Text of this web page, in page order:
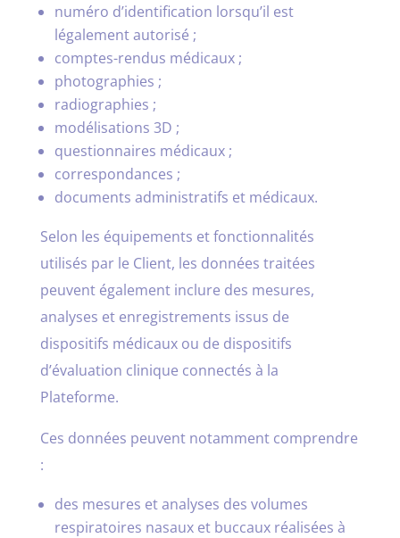
numéro d’identification lorsqu’il est
légalement autorisé ;
comptes-rendus médicaux ;
photographies ;
radiographies ;
modélisations 3D ;
questionnaires médicaux ;
correspondances ;
documents administratifs et médicaux.
Selon les équipements et fonctionnalités
utilisés par le Client, les données traitées
peuvent également inclure des mesures,
analyses et enregistrements issus de
dispositifs médicaux ou de dispositifs
d’évaluation clinique connectés à la
Plateforme.
Ces données peuvent notamment comprendre
:
des mesures et analyses des volumes
respiratoires nasaux et buccaux réalisées à